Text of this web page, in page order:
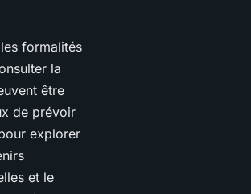
formalités
la
être
de prévoir
explorer
et le